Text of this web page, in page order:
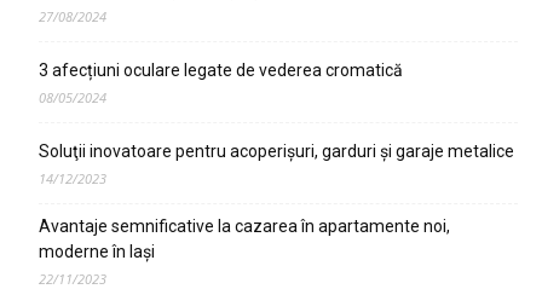
27/08/2024
3 afecțiuni oculare legate de vederea cromatică
08/05/2024
Soluţii inovatoare pentru acoperişuri, garduri şi garaje metalice
14/12/2023
Avantaje semnificative la cazarea în apartamente noi,
moderne în Iaşi
22/11/2023